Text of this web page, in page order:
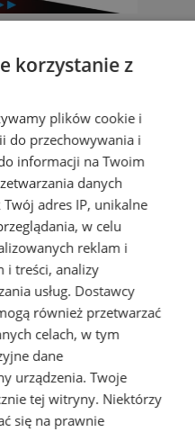
w Zabrzu.
na Zaborze
korzystanie z
plików cookie i
do przechowywania i
informacji na Twoim
danych
adres IP, unikalne
w celu
reklam i
i treści, analizy
usług. Dostawcy
również przetwarzać
celach, w tym
dane
urządzenia. Twoje
tej witryny. Niektórzy
się na prawnie